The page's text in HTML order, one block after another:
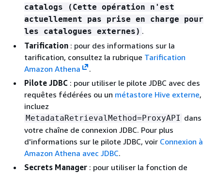
catalogs (Cette opération n'est
actuellement pas prise en charge pour
les catalogues externes) .
Tarification : pour des informations sur la
tarification, consultez la rubrique Tarification
Amazon Athena
.
Pilote JDBC : pour utiliser le pilote JDBC avec des
requêtes fédérées ou un métastore Hive externe,
incluez
MetadataRetrievalMethod=ProxyAPI dans
votre chaîne de connexion JDBC. Pour plus
d'informations sur le pilote JDBC, voir Connexion à
Amazon Athena avec JDBC.
Secrets Manager : pour utiliser la fonction de